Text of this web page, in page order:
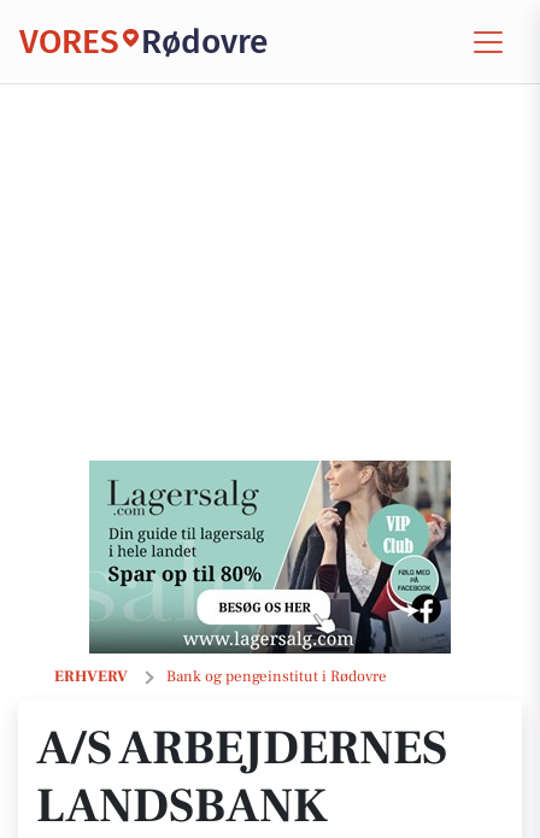
VORES Rødovre
ERHVERV Bank og pengeinstitut i Rødovre
A/S ARBEJDERNES LANDSBANK
A/S ARBEJDERNES
LANDSBANK